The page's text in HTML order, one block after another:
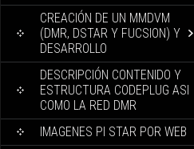
CREACIÓN DE UN MMDVM
(DMR, DSTAR Y FUCSION) Y
DESARROLLO
DESCRIPCIÓN CONTENIDO Y
ESTRUCTURA CODEPLUG ASI
COMO LA RED DMR
IMAGENES PI STAR POR WEB